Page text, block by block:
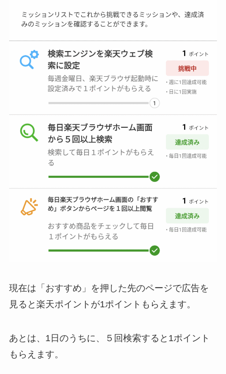
現在は「おすすめ」を押した先のページで広告を
見ると楽天ポイントが1ポイントもらえます。
あとは、1日のうちに、５回検索すると1ポイント
もらえます。